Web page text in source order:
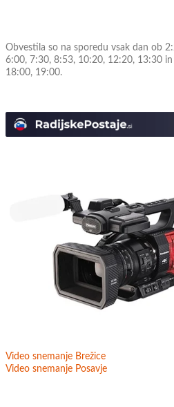
Obvestila so na sporedu vsak dan ob
6:00, 7:30, 8:53, 10:20, 12:20, 13:30
18:00, 19:00.
Video snemanje Brežice
Video snemanje Posavje